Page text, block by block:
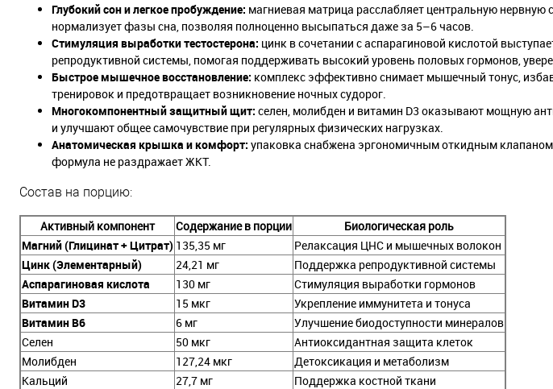
Глубокий сон и легкое пробуждение: магниевая матрица расслабляет центральную нервную
нормализует фазы сна, позволяя полноценно высыпаться даже за 5–6 часов.
Стимуляция выработки тестостерона: цинк в сочетании с аспарагиновой кислотой
репродуктивной системы, помогая поддерживать высокий уровень половых гормонов,
Быстрое мышечное восстановление: комплекс эффективно снимает мышечный тонус,
тренировок и предотвращает возникновение ночных судорог.
Многокомпонентный защитный щит: селен, молибден и витамин D3 оказывают мощную
и улучшают общее самочувствие при регулярных физических нагрузках.
Анатомическая крышка и комфорт: упаковка снабжена эргономичным откидным
формула не раздражает ЖКТ.
Состав на порцию:
Активный компонент Содержание в порции
Биологическая роль
Магний (Глицинат + Цитрат) 135,35 мг
Релаксация ЦНС и мышечных волокон
Цинк (Элементарный)
24,21 мг
Поддержка репродуктивной системы
Аспарагиновая кислота
130 мг
Стимуляция выработки гормонов
Витамин D3
15 мкг
Укрепление иммунитета и тонуса
Витамин B6
6 мг
Улучшение биодоступности минералов
Селен
50 мкг
Антиоксидантная защита клеток
Молибден
127,24 мкг
Детоксикация и метаболизм
Кальций
27,7 мг Поддержка костной ткани